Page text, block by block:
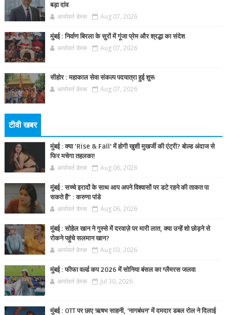
बड़ा दांव
आर्यावर्त डेस्क Aug 07, 2026
मुंबई : निर्वाण बिरला के सुरों में गूंजा प्रेम और श्रद्धा का संदेश
आर्यावर्त डेस्क Aug 07, 2026
सीहोर : महाकाल सेवा संकल्प पदयात्रा हुई शुरू
आर्यावर्त डेस्क Aug 07, 2026
टीवी खबर
मुंबई : क्या ‘Rise & Fall’ में होगी खुशी मुखर्जी की एंट्री? बोल्ड अंदाज से
फिर मचेगा तहलका!
आर्यावर्त डेस्क Aug 06, 2026
मुंबई : सच्चे इरादों के साथ आप अपने विश्वासों पर डटे रहने की ताकत पा
सकते हैं” : करुणा पांडे
आर्यावर्त डेस्क Aug 06, 2026
मुंबई : सोहेल खान ने गुस्से में दरवाज़े पर मारी लात, क्या उन्हें शो छोड़ने से
रोकने पहुंचे सलमान खान?
आर्यावर्त डेस्क Aug 03, 2026
मुंबई : फीफा वर्ल्ड कप 2026 में सोनिया बंसल का ग्लैमरस जलवा
आर्यावर्त डेस्क Jul 30, 2026
मुंबई : OTT पर छाए ऋषभ साहनी, 'नागबंधन' में दमदार डबल रोल ने दिलाई